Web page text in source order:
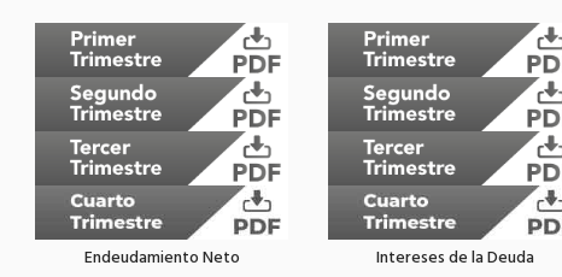
Endeudamiento Neto Intereses de la Deuda